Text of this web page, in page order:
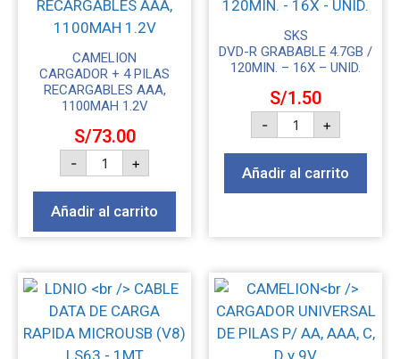
CAMELION
CARGADOR + 4 PILAS
RECARGABLES AAA,
1100MAH 1.2V
S/73.00
- +
Añadir al carrito
SKS
DVD-R GRABABLE 4.7GB /
120MIN. – 16X – UNID.
S/1.50
- +
Añadir al carrito